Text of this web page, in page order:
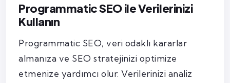
Programmatic SEO ile Verilerinizi
Kullanın
Programmatic SEO, veri odaklı kararlar
almanıza ve SEO stratejinizi optimize
etmenize yardımcı olur. Verilerinizi analiz